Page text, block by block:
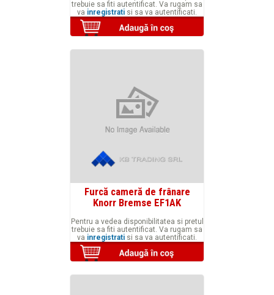
trebuie sa fiti autentificat. Va rugam sa
va inregistrati si sa va autentificati.
Furcă cameră de frânare
Knorr Bremse EF1AK
Pentru a vedea disponibilitatea si pretul
trebuie sa fiti autentificat. Va rugam sa
va inregistrati si sa va autentificati.